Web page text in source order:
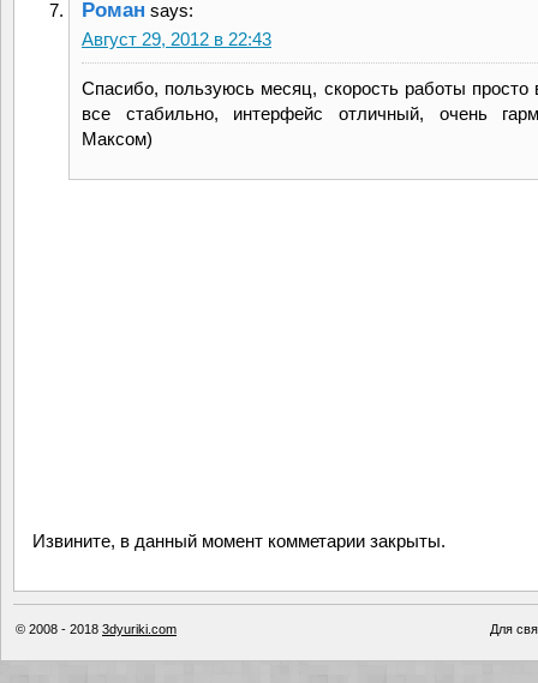
Роман says:
Август 29, 2012 в 22:43
Спасибо, пользуюсь месяц, скорость работы просто
все стабильно, интерфейс отличный, очень
Максом)
Извините, в данный момент комметарии закрыты.
© 2008 - 2018 3dyuriki.com Для